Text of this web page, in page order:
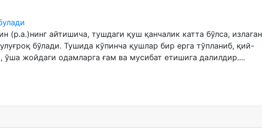
айтишича, тушдаги қуш қанчалик катта бўлса, излаган
бўлади. Тушида кўпинча қушлар бир ерга тўпланиб, қий-
ўша жойдаги одамларга ғам ва мусибат етишига далилдир....